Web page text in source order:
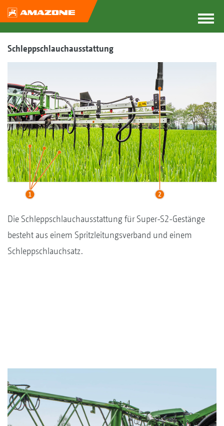
Schleppschlauchausstattung
Die Schleppschlauchausstattung für Super-S2-Gestänge
besteht aus einem Spritzleitungsverband und einem
Schleppschlauchsatz.